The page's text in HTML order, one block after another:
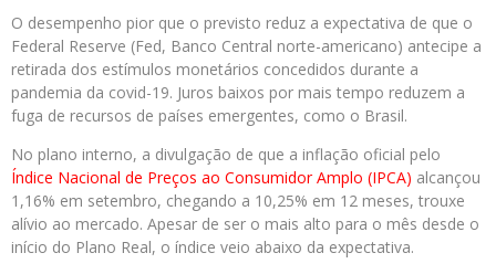
O desempenho pior que o previsto reduz a expectativa de que o
Federal Reserve (Fed, Banco Central norte-americano) antecipe a
retirada dos estímulos monetários concedidos durante a
pandemia da covid-19. Juros baixos por mais tempo reduzem a
fuga de recursos de países emergentes, como o Brasil.
No plano interno, a divulgação de que a inflação oficial pelo
Índice Nacional de Preços ao Consumidor Amplo (IPCA) alcançou
1,16% em setembro, chegando a 10,25% em 12 meses, trouxe
alívio ao mercado. Apesar de ser o mais alto para o mês desde o
início do Plano Real, o índice veio abaixo da expectativa.